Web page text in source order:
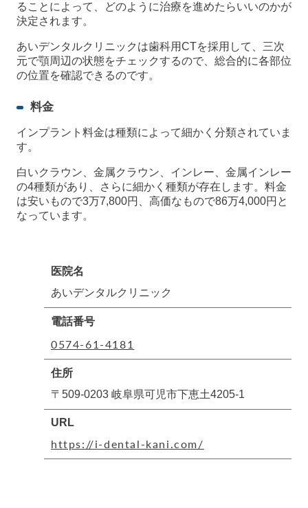
ることによって、どのように治療を進めたらいいのかが
決定されます。
あいデンタルクリニックは歯科用CTを採用して、三次
元で顎周辺の状態をチェックするので、総合的に各部位
の位置を確認できるのです。
料金
インプラント料金は種類によって細かく分類されていま
す。
白いクラウン、金属クラウン、インレー、金属インレー
の4種類があり、さらに細かく種類が存在します。料金
は安いもので3万7,800円、高価なもので86万4,000円と
なっています。
医院名
あいデンタルクリニック
電話番号
0574-61-4181
住所
〒509-0203 岐阜県可児市下恵土4205-1
URL
https://i-dental-kani.com/